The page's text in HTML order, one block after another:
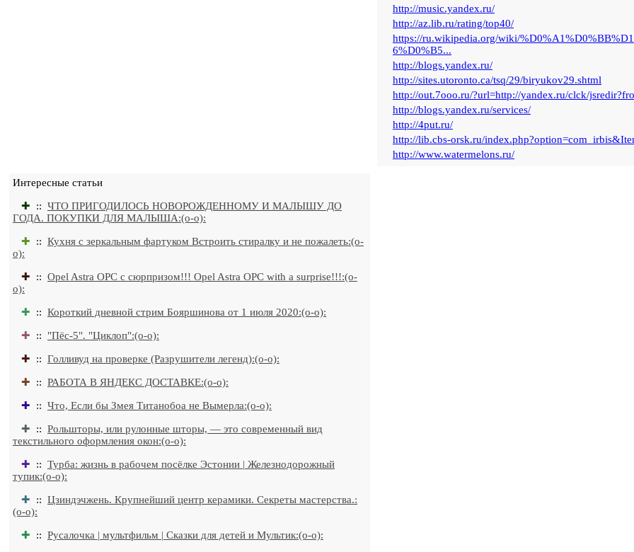
http://music.yandex.ru/
http://az.lib.ru/rating/top40/
https://ru.wikipedia.org/wiki/
6%D0%B5...
http://blogs.yandex.ru/
http://sites.utoronto.ca/tsq/29/biryukov29.shtml
http://out.7ooo.ru/?url=http://yandex.ru/clck/
http://blogs.yandex.ru/services/
http://4put.ru/
http://lib.cbs-orsk.ru/
http://www.watermelons.ru/
Интересные статьи
✚ :: ЧТО ПРИГОДИЛОСЬ НОВОРОЖДЕННОМУ И МАЛЫШУ ДО
ГОДА. ПОКУПКИ ДЛЯ МАЛЫША:(o-o):
✚ :: Кухня с зеркальным фартуком Встроить стиралку и не пожалеть:(o-
o):
✚ :: Opel Astra OPC с сюрпризом!!! Opel Astra OPC with a surprise!!!:(o-
o):
✚ :: Короткий дневной стрим Бояршинова от 1 июля 2020:(o-o):
✚ :: "Пёс-5". "Циклоп":(o-o):
✚ :: Голливуд на проверке (Разрушители легенд):(o-o):
✚ :: РАБОТА В ЯНДЕКС ДОСТАВКЕ:(o-o):
✚ :: Что, Если бы Змея Титанобоа не Вымерла:(o-o):
✚ :: Рольшторы, или рулонные шторы, — это современный вид
текстильного оформления окон:(o-o):
✚ :: Турба: жизнь в рабочем посёлке Эстонии | Железнодорожный
тупик:(o-o):
✚ :: Цзиндэчжень. Крупнейший центр керамики. Секреты мастерства.:
(o-o):
✚ :: Русалочка | мультфильм | Сказки для детей и Мультик:(o-o):